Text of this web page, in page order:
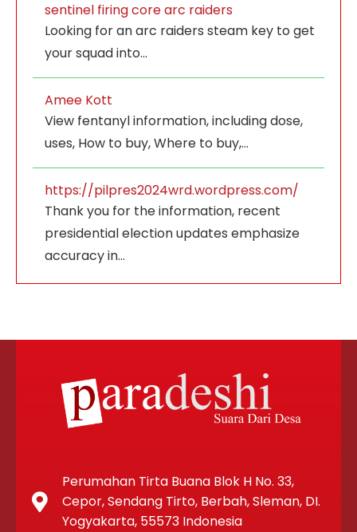
sentinel firing core arc raiders
Looking for an arc raiders steam key to get
your squad into…
Amee Kott
View fentanyl information, including dose,
uses, How to buy, Where to buy,…
https://pilpres2024wrd.wordpress.com/
Thank you for the information, recent
presidential election updates emphasize
accuracy in…
Perumahan Tirta Buana Blok H No. 33,
Cepor, Sendang Tirto, Berbah, Sleman, DI.
Yogyakarta, 55573 Indonesia